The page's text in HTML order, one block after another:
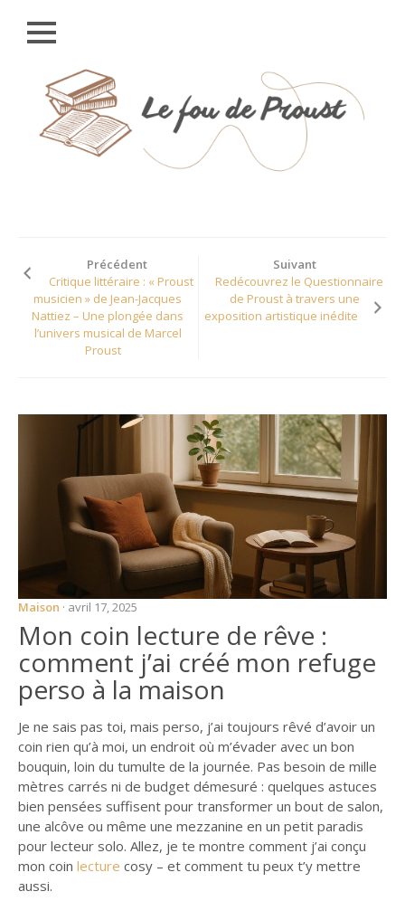
Close
UNIVERS
PROUSTIEN
À LA RECHERCHE DU
LES 2 511
PERSONNAGES (H À
0)
LES 2 511
ŒUVRES D’ART I —
ŒUVRES D’ART II – À
L’OMBRE DES
JEUNES FILLES EN
LES VÉGÉTAUX
PROUSTIENS (DE A
À Z)
LA PREUVE PAR LE
PORTRAIT
PROUST, MACRON
DE BONNE HEURE,
JE ME SUIS COUCHÉ
POUR LONGTEMPS
JEAN ADLOFF, UN
LASCAR AU CANADA
DÉJEUNER (OU
DÎNER) CHEZ…
Précédent
Critique littéraire : « Proust
musicien » de Jean-Jacques
Nattiez – Une plongée dans
l’univers musical de Marcel
Proust
Suivant
Redécouvrez le Questionnaire
de Proust à travers une
exposition artistique inédite
Maison · avril 17, 2025
Mon coin lecture de rêve :
comment j’ai créé mon refuge
perso à la maison
Je ne sais pas toi, mais perso, j’ai toujours rêvé d’avoir un
coin rien qu’à moi, un endroit où m’évader avec un bon
bouquin, loin du tumulte de la journée. Pas besoin de mille
mètres carrés ni de budget démesuré : quelques astuces
bien pensées suffisent pour transformer un bout de salon,
une alcôve ou même une mezzanine en un petit paradis
pour lecteur solo. Allez, je te montre comment j’ai conçu
mon coin lecture cosy – et comment tu peux t’y mettre
aussi.